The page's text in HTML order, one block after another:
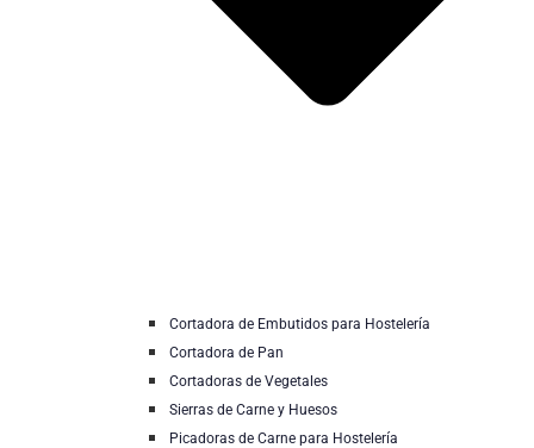
Cortadora de Embutidos para Hostelería
Cortadora de Pan
Cortadoras de Vegetales
Sierras de Carne y Huesos
Picadoras de Carne para Hostelería